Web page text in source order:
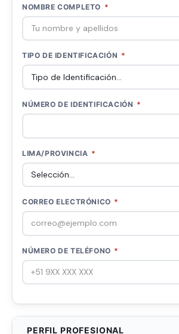
NOMBRE COMPLETO *
TIPO DE IDENTIFICACIÓN *
NÚMERO DE IDENTIFICACIÓN *
LIMA/PROVINCIA *
CORREO ELECTRÓNICO *
NÚMERO DE TELÉFONO *
PERFIL PROFESIONAL